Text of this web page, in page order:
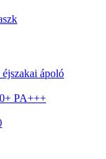
ápoló
PA+++